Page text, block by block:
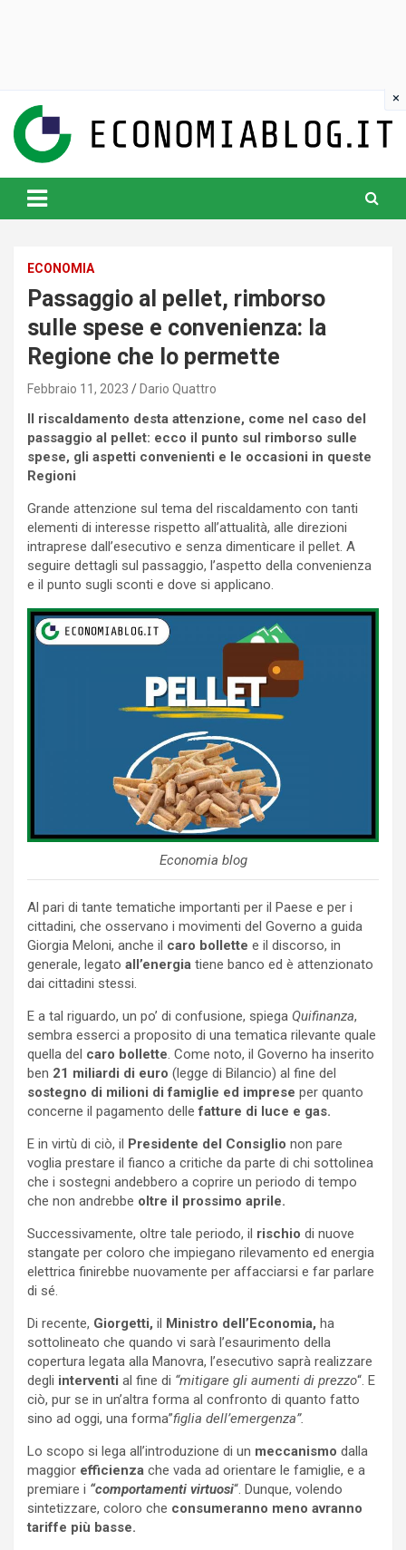
content
www.economiablog.it
ECONOMIA
Passaggio al pellet, rimborso
sulle spese e convenienza: la
Regione che lo permette
Febbraio 11, 2023 Dario Quattro
Il riscaldamento desta attenzione, come nel caso del
passaggio al pellet: ecco il punto sul rimborso sulle
spese, gli aspetti convenienti e le occasioni in queste
Regioni
Grande attenzione sul tema del riscaldamento con tanti
elementi di interesse rispetto all’attualità, alle direzioni
intraprese dall’esecutivo e senza dimenticare il pellet. A
seguire dettagli sul passaggio, l’aspetto della convenienza
e il punto sugli sconti e dove si applicano.
Economia blog
Al pari di tante tematiche importanti per il Paese e per i
cittadini, che osservano i movimenti del Governo a guida
Giorgia Meloni, anche il caro bollette e il discorso, in
generale, legato all’energia tiene banco ed è attenzionato
dai cittadini stessi.
E a tal riguardo, un po’ di confusione, spiega Quifinanza,
sembra esserci a proposito di una tematica rilevante quale
quella del caro bollette . Come noto, il Governo ha inserito
ben 21 miliardi di euro (legge di Bilancio) al fine del
sostegno di milioni di famiglie ed imprese per quanto
concerne il pagamento delle fatture di luce e gas.
E in virtù di ciò, il Presidente del Consiglio non pare
voglia prestare il fianco a critiche da parte di chi sottolinea
che i sostegni andebbero a coprire un periodo di tempo
che non andrebbe oltre il prossimo aprile.
Successivamente, oltre tale periodo, il rischio di nuove
stangate per coloro che impiegano rilevamento ed energia
elettrica finirebbe nuovamente per affacciarsi e far parlare
di sé.
Di recente, Giorgetti, il Ministro dell’Economia, ha
sottolineato che quando vi sarà l’esaurimento della
copertura legata alla Manovra, l’esecutivo saprà realizzare
degli interventi al fine di “mitigare gli aumenti di prezzo“. E
ciò, pur se in un’altra forma al confronto di quanto fatto
sino ad oggi, una forma”figlia dell’emergenza”.
Lo scopo si lega all’introduzione di un meccanismo dalla
maggior efficienza che vada ad orientare le famiglie, e a
premiare i “comportamenti virtuosi“. Dunque, volendo
sintetizzare, coloro che consumeranno meno avranno
tariffe più basse.